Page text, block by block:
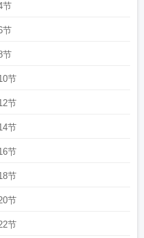
七界武神免费阅读
婆七界武神百度百科叶天
七界武神叶之凡
节
节
节
节
节
节
节
节
节
节